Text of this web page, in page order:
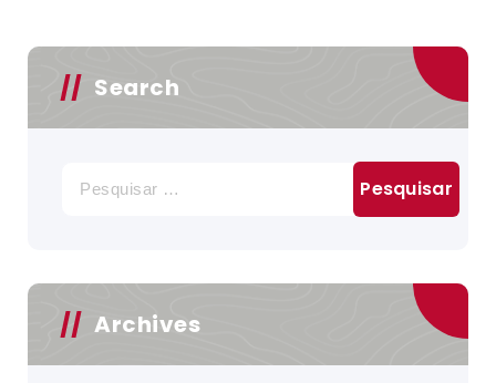
Search
por:
Archives